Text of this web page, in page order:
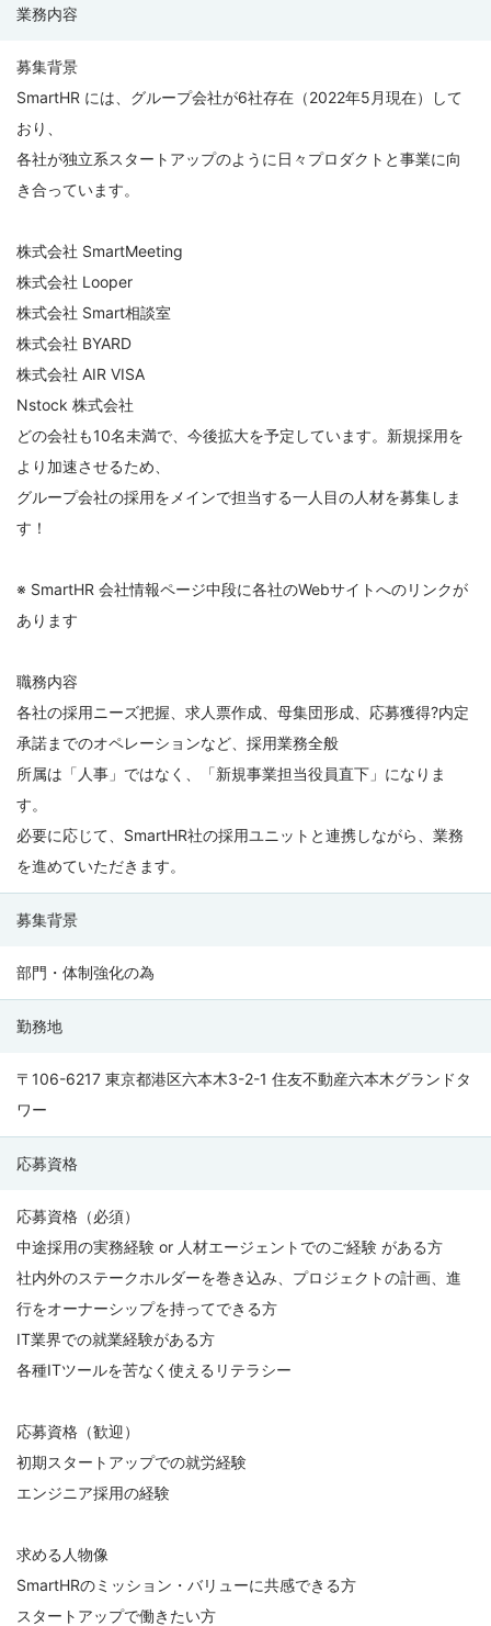
業務内容
募集背景
SmartHR には、グループ会社が6社存在（2022年5月現在）して
おり、
各社が独立系スタートアップのように日々プロダクトと事業に向
き合っています。
株式会社 SmartMeeting
株式会社 Looper
株式会社 Smart相談室
株式会社 BYARD
株式会社 AIR VISA
Nstock 株式会社
どの会社も10名未満で、今後拡大を予定しています。新規採用を
より加速させるため、
グループ会社の採用をメインで担当する一人目の人材を募集しま
す！
※ SmartHR 会社情報ページ中段に各社のWebサイトへのリンクが
あります
職務内容
各社の採用ニーズ把握、求人票作成、母集団形成、応募獲得?内定
承諾までのオペレーションなど、採用業務全般
所属は「人事」ではなく、「新規事業担当役員直下」になりま
す。
必要に応じて、SmartHR社の採用ユニットと連携しながら、業務
を進めていただきます。
募集背景
部門・体制強化の為
勤務地
〒106-6217 東京都港区六本木3-2-1 住友不動産六本木グランドタ
ワー
応募資格
応募資格（必須）
中途採用の実務経験 or 人材エージェントでのご経験 がある方
社内外のステークホルダーを巻き込み、プロジェクトの計画、進
行をオーナーシップを持ってできる方
IT業界での就業経験がある方
各種ITツールを苦なく使えるリテラシー
応募資格（歓迎）
初期スタートアップでの就労経験
エンジニア採用の経験
求める人物像
SmartHRのミッション・バリューに共感できる方
スタートアップで働きたい方